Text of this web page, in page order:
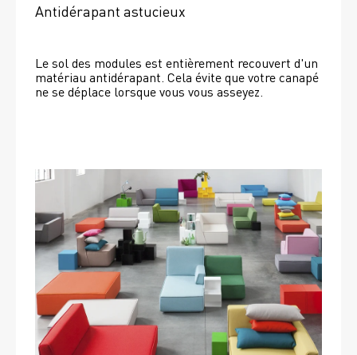
Antidérapant astucieux
Le sol des modules est entièrement recouvert d'un
matériau antidérapant. Cela évite que votre canapé
ne se déplace lorsque vous vous asseyez.